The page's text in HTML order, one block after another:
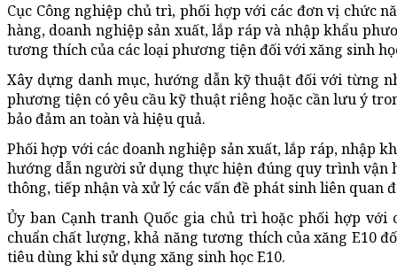
Cục Công nghiệp chủ trì, phối hợp với các đơn vị chức
hàng, doanh nghiệp sản xuất, lắp ráp và nhập khẩu
tương thích của các loại phương tiện đối với xăng sinh
Xây dựng danh mục, hướng dẫn kỹ thuật đối với từng
phương tiện có yêu cầu kỹ thuật riêng hoặc cần lưu ý
bảo đảm an toàn và hiệu quả.
Phối hợp với các doanh nghiệp sản xuất, lắp ráp, nhập
hướng dẫn người sử dụng thực hiện đúng quy trình vận
thông, tiếp nhận và xử lý các vấn đề phát sinh liên
Ủy ban Cạnh tranh Quốc gia chủ trì hoặc phối hợp
chuẩn chất lượng, khả năng tương thích của xăng E10
tiêu dùng khi sử dụng xăng sinh học E10.